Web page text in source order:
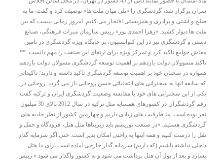
سران برگزار شد، گردشگری را «پلی میان ملت‌ ها» توصیف کرد و گفت: ما به
صلح و آشتی و برادری و همزیستی افتخار می‌ کنیم. امروز زمانی نیست که بین
ملت ‌ها دیوار کشید. «زهرا احمدی ‌پور» رییس سازمان میراث فرهنگی، صنایع
دستی و گردشگری نیز در این کنوانسیون، بر جایگاه ویژه گردشگری در تامین
معاش جوامع تاکید کرد و تمرکز ویژه برای ارتقای این صنعت را مهم دانست. **
تاکید مسوولان دولت یازدهم بر اهمیت توسعه گردشگری مسولان دولت یازدهم
همواره در سخنان خود بر اهمیت توسعه گردشگری تاکید داشته و دارند؛ تاکیداتی
که سابقه آنها به سخنرانی های انتخاباتی حسن روحانی باز می گردد. روحانی در
یکی از این سخنرانی های خود با مقایسه وضعیت گردشگری ایران و ترکیه گفت:
رقم گردشگران در کشورهای همسایه مثل ترکیه در سال 2012 بالای 30 میلیون
نفر بوده است. ما ظرفیت های زیادی داریم و چهارمین کشور از نظر جاذبه های
گردشگری هستیم. «در صنعت توریسم باید زیربناها مثل هتل، فرودگاه و حمل و
نقل را درست کنیم و همه اینها به راحتی امکان پذیر است. حتی اگر سرمایه گذار
داخلی نداشته باشیم (که داریم) سرمایه گذار خارجی آماده است برای ما هتل
بسازد و بعد از پول آن هتل برداشت می شود و به کشور واگذار می شود.» رییس